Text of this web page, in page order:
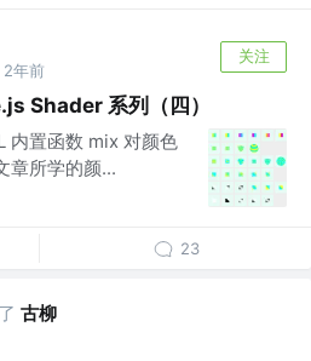
2年前
关注
Shader 系列（四）
内置函数 mix 对颜色
章所学的颜...
23
古柳